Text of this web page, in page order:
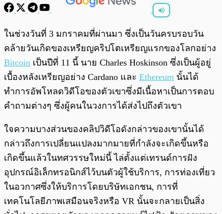
พร้อมเล่น 0:00
ในช่วงวันที่ 3 มกราคมที่ผ่านมา ซึ่งเป็นวันครบรอบวัน
คล้ายวันเกิดของเหรียญคริปโตเหรียญแรกของโลกอย่าง
Bitcoin เป็นปีที่ 11 นี้ นาย Charles Hoskinson ซึ่งเป็นผู้อยู่
เบื้องหลังเหรียญอย่าง Cardano และ Ethereum นั้นได้
ทำการอัพโหลดวิดีโอของตัวเขาซึ่งมีเนื้อหาเป็นการตอบ
คำถามต่างๆ ซึ่งผู้คนในวงการได้ส่งไปถึงตัวเขา
ใจความบางส่วนของคลิปวิดีโอดังกล่าวของเขานั้นได้
กล่าวถึงการเปลี่ยนแปลงมากมายที่กำลังจะเกิดขึ้นหรือ
เกิดขึ้นแล้วในทศวรรษใหม่นี้ ไล่ตั้งแต่เทรนด์การฝัง
อุปกรณ์อิเล็กทรอนิกส์ไว้บนตัวผู้ใช้บริการ, การท่องเที่ยว
ในอวกาศซึ่งให้บริการโดยบริษัทเอกชน, การที่
เทคโนโลยีภาพเสมือนจริงหรือ VR นั้นจะกลายเป็นสิ่ง